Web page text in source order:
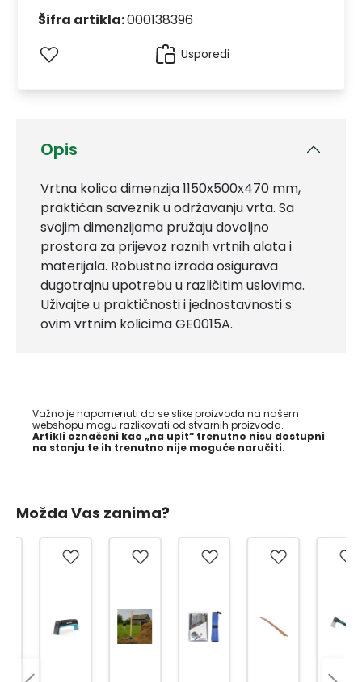
Opis
Vrtna kolica dimenzija 1150x500x470 mm,
praktičan saveznik u održavanju vrta. Sa
svojim dimenzijama pružaju dovoljno
prostora za prijevoz raznih vrtnih alata i
materijala. Robustna izrada osigurava
dugotrajnu upotrebu u različitim uslovima.
Uživajte u praktičnosti i jednostavnosti s
ovim vrtnim kolicima GE0015A.
Važno je napomenuti da se slike proizvoda na našem
webshopu mogu razlikovati od stvarnih proizvoda.
Artikli označeni kao „na upit“ trenutno nisu dostupni
na stanju te ih trenutno nije moguće naručiti.
Šifra artikla:000138396
Usporedi
Možda Vas zanima?